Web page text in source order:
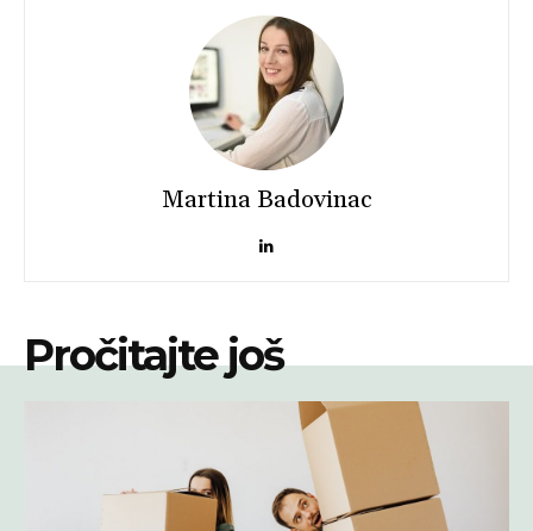
Martina Badovinac
Pročitajte još